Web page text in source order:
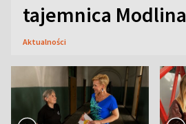
tajemnica Modlina
Aktualności